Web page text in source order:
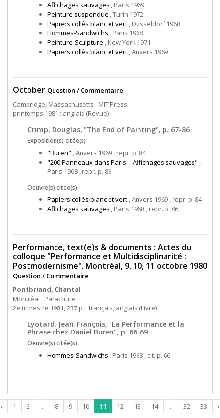
Affichages sauvages , Paris 1969
Peinture suspendue , Turin 1972
Papiers collés blanc et vert , Düsseldorf 1968
Hommes-Sandwichs , Paris 1968
Peinture-Sculpture , New York 1971
Papiers collés blanc et vert , Anvers 1969
October Question / Commentaire
Cambridge, Massachusetts : MIT Press
printemps 1981 : anglais (Revue)
Crimp, Douglas, "The End of Painting", p. 67-86
Exposition(s) citée(s)
"Buren" , Anvers 1969 , repr. p. 84
"200 Panneaux dans Paris – Affichages sauvages" ,
Paris 1968 , repr. p. 86
Oeuvre(s) citée(s)
Papiers collés blanc et vert , Anvers 1969 , repr. p. 84
Affichages sauvages , Paris 1968 , repr. p. 86
Performance, text(e)s & documents : Actes du
colloque "Performance et Multidisciplinarité :
Postmodernisme", Montréal, 9, 10, 11 octobre 1980
Question / Commentaire
Pontbriand, Chantal
Montréal : Parachute
2e trimestre 1981, 237 p. : français, anglais (Livre)
Lyotard, Jean-François, "La Performance et la
Phrase chez Daniel Buren", p. 66-69
Oeuvre(s) citée(s)
Hommes-Sandwichs , Paris 1968 , cit. p. 66
‹ 1 2 ... 8 9 10 11 12 13 14 ... 32 33 ›